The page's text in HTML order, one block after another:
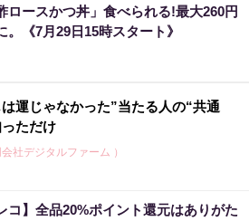
ロースかつ丼」食べられる!最大260円
。《7月29日15時スタート》
運じゃなかった”当たる人の“共通
ただけ
社デジタルファーム ）
コ】全品20%ポイント還元はありがた